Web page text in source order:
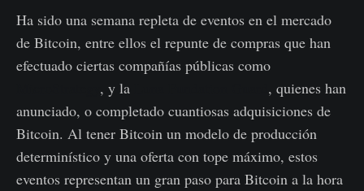
Ha sido una semana repleta de eventos en el mercado
de Bitcoin, entre ellos el repunte de compras que han
efectuado ciertas compañías públicas como
, y la
, quienes han
anunciado, o completado cuantiosas adquisiciones de
Bitcoin. Al tener Bitcoin un modelo de producción
determinístico y una oferta con tope máximo, estos
eventos representan un gran paso para Bitcoin a la hora